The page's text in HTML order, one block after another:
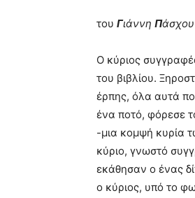
του Γιάννη Π
Ο κύριος
του βιβλίου.
έρπης, όλα αυτά
ένα ποτό, φόρεσε
-μια κομψή κυρία
κύριο, γνωστό
εκάθησαν ο ένας
ο κύριος, υπό το